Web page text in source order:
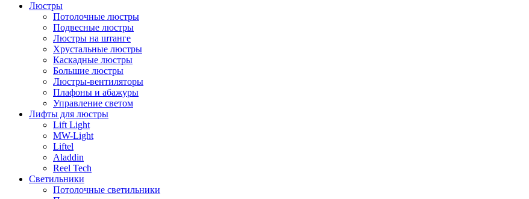
Люстры
Потолочные люстры
Подвесные люстры
Люстры на штанге
Хрустальные люстры
Каскадные люстры
Большие люстры
Люстры-вентиляторы
Плафоны и абажуры
Управление светом
Лифты для люстры
Lift Light
MW-Light
Liftel
Aladdin
Reel Tech
Светильники
Потолочные светильники